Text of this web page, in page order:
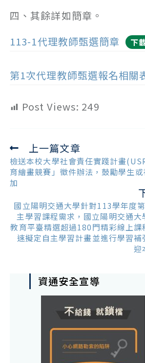
四、其餘詳如簡章。
113-1代理教師甄選簡章
下
第1次代理教師甄選報名相關
Post Views: 249
Read
more
articles
上一篇文章
檢送本校大學社會責任實踐計畫
育繪畫競賽」徵件辦法，鼓勵學生
加
國立陽明交通大學針對113學年度
主學習課程需求，國立陽明交通
教育平臺精選超過180門精彩線上
速擬定自主學習計畫並進行學習
迎
資通安全宣導